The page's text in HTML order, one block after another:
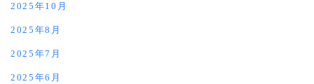
2025年10月
2025年8月
2025年7月
2025年6月